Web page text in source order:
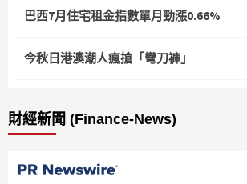
巴西7月住宅租金指數單月勁漲0.66%
今秋日港澳潮人瘋搶「彎刀褲」
財經新聞 (Finance-News)